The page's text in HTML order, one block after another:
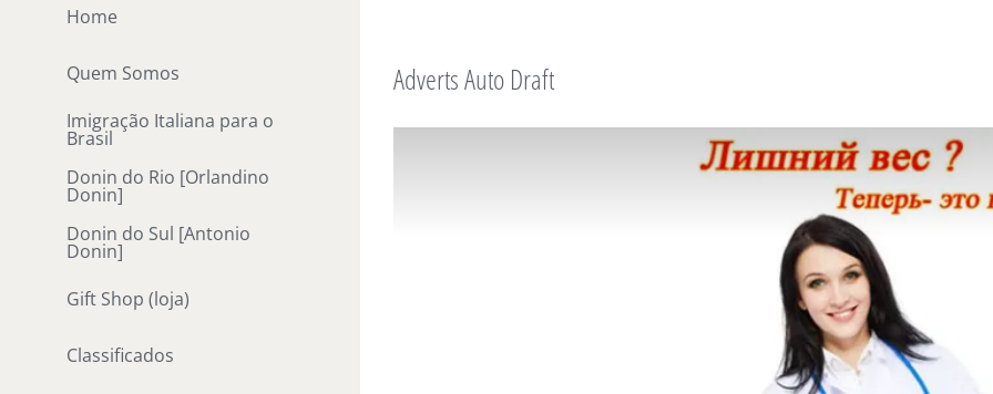
Home
Quem Somos
Imigração Italiana para o
Brasil
Donin do Rio [Orlandino
Donin]
Donin do Sul [Antonio
Donin]
Gift Shop (loja)
Classificados
Adverts Auto Draft